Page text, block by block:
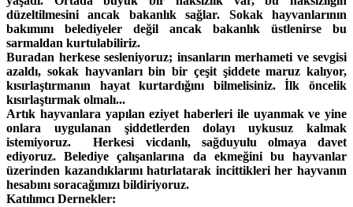
düzeltilmesini ancak bakanlık sağlar. Sokak hayvanlarının
bakımını belediyeler değil ancak bakanlık üstlenirse bu
sarmaldan kurtulabiliriz.
Buradan herkese sesleniyoruz; insanların merhameti ve sevgisi
azaldı, sokak hayvanları bin bir çeşit şiddete maruz kalıyor,
kısırlaştırmanın hayat kurtardığını bilmelisiniz. İlk öncelik
kısırlaştırmak olmalı...
Artık hayvanlara yapılan eziyet haberleri ile uyanmak ve yine
onlara uygulanan şiddetlerden dolayı uykusuz kalmak
istemiyoruz. Herkesi vicdanlı, sağduyulu olmaya davet
ediyoruz. Belediye çalışanlarına da ekmeğini bu hayvanlar
üzerinden kazandıklarını hatırlatarak incittikleri her hayvanın
hesabını soracağımızı bildiriyoruz.
Katılımcı Dernekler: